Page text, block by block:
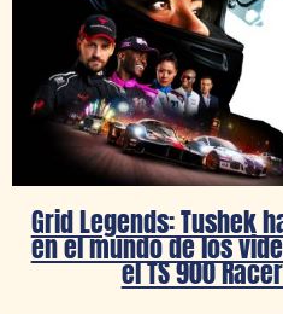
Grid Legends: Tushek
en el mundo de los
el TS 900